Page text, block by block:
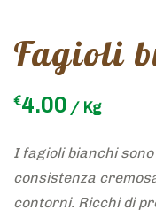
Fagioli
€4.00 / Kg
I fagioli bianchi
consistenza
contorni. Ricchi di